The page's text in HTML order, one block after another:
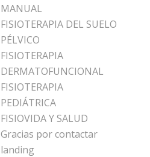
MANUAL
FISIOTERAPIA DEL SUELO
PÉLVICO
FISIOTERAPIA
DERMATOFUNCIONAL
FISIOTERAPIA
PEDIÁTRICA
FISIOVIDA Y SALUD
Gracias por contactar
landing